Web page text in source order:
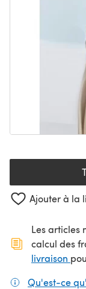
Ajouter à la
Les articles
calcul des
livraison
Qu'est-ce